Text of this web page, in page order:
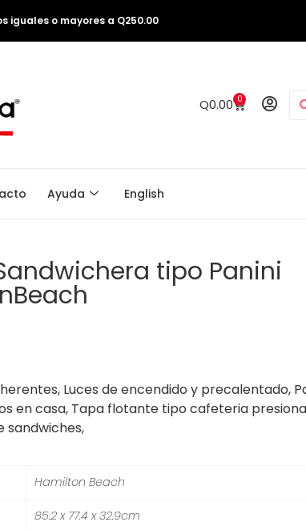
iguales o mayores a Q250.00
Q0.00 0
Ayuda English
tipo Panini
Luces de encendido y precalentado,
en casa, Tapa flotante tipo cafeteria presiona
sandwiches,
Hamilton Beach
85.2 x 77.4 x 32.9cm